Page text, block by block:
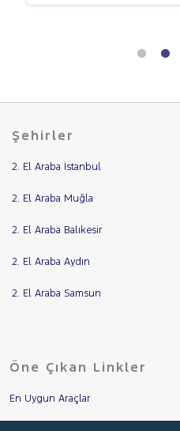
Şehirler
2. El Araba İstanbul
2. El Araba Muğla
2. El Araba Balıkesir
2. El Araba Aydın
2. El Araba Samsun
Öne Çıkan Linkler
En Uygun Araçlar